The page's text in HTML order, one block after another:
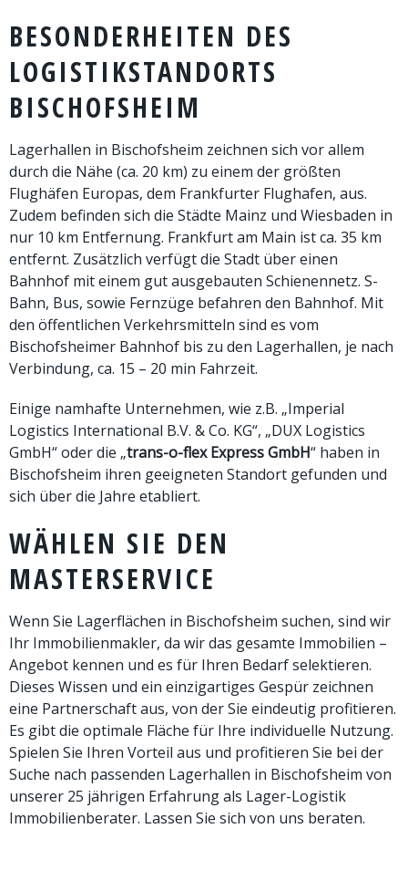
BESONDERHEITEN DES
LOGISTIKSTANDORTS
BISCHOFSHEIM
Lagerhallen in Bischofsheim zeichnen sich vor allem
durch die Nähe (ca. 20 km) zu einem der größten
Flughäfen Europas, dem Frankfurter Flughafen, aus.
Zudem befinden sich die Städte Mainz und Wiesbaden in
nur 10 km Entfernung. Frankfurt am Main ist ca. 35 km
entfernt. Zusätzlich verfügt die Stadt über einen
Bahnhof mit einem gut ausgebauten Schienennetz. S-
Bahn, Bus, sowie Fernzüge befahren den Bahnhof. Mit
den öffentlichen Verkehrsmitteln sind es vom
Bischofsheimer Bahnhof bis zu den Lagerhallen, je nach
Verbindung, ca. 15 – 20 min Fahrzeit.
Einige namhafte Unternehmen, wie z.B. „Imperial
Logistics International B.V. & Co. KG“, „DUX Logistics
GmbH“ oder die „trans-o-flex Express GmbH“ haben in
Bischofsheim ihren geeigneten Standort gefunden und
sich über die Jahre etabliert.
WÄHLEN SIE DEN
MASTERSERVICE
Wenn Sie Lagerflächen in Bischofsheim suchen, sind wir
Ihr Immobilienmakler, da wir das gesamte Immobilien –
Angebot kennen und es für Ihren Bedarf selektieren.
Dieses Wissen und ein einzigartiges Gespür zeichnen
eine Partnerschaft aus, von der Sie eindeutig profitieren.
Es gibt die optimale Fläche für Ihre individuelle Nutzung.
Spielen Sie Ihren Vorteil aus und profitieren Sie bei der
Suche nach passenden Lagerhallen in Bischofsheim von
unserer 25 jährigen Erfahrung als Lager-Logistik
Immobilienberater. Lassen Sie sich von uns beraten.